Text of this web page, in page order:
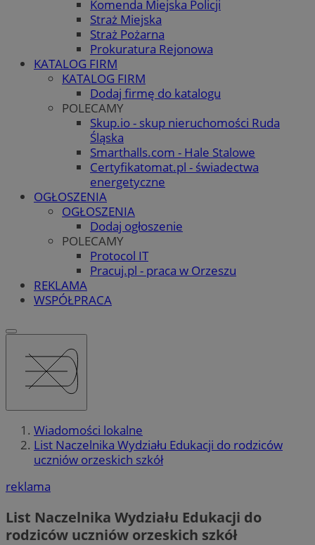
Komenda Miejska Policji
Straż Miejska
Straż Pożarna
Prokuratura Rejonowa
KATALOG FIRM
KATALOG FIRM
Dodaj firmę do katalogu
POLECAMY
Skup.io - skup nieruchomości Ruda
Śląska
Smarthalls.com - Hale Stalowe
Certyfikatomat.pl - świadectwa
energetyczne
OGŁOSZENIA
OGŁOSZENIA
Dodaj ogłoszenie
POLECAMY
Protocol IT
Pracuj.pl - praca w Orzeszu
REKLAMA
WSPÓŁPRACA
Wiadomości lokalne
List Naczelnika Wydziału Edukacji do rodziców
uczniów orzeskich szkół
reklama
List Naczelnika Wydziału Edukacji do
rodziców uczniów orzeskich szkół